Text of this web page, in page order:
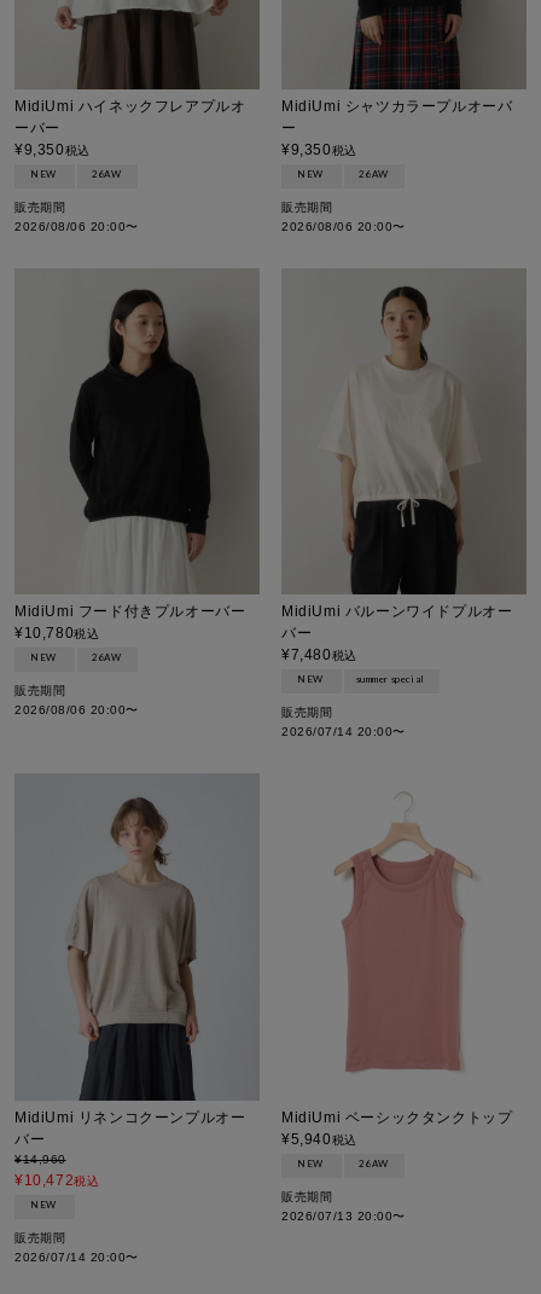
MidiUmi ハイネックフレアプルオ
ーバー
¥9,350税込
NEW 26AW
販売期間
2026/08/06 20:00〜
MidiUmi シャツカラープルオーバ
ー
¥9,350税込
NEW 26AW
販売期間
2026/08/06 20:00〜
MidiUmi フード付きプルオーバー
¥10,780税込
NEW 26AW
販売期間
2026/08/06 20:00〜
MidiUmi バルーンワイドプルオー
バー
¥7,480税込
NEW summer special
販売期間
2026/07/14 20:00〜
MidiUmi リネンコクーンプルオー
バー
¥14,960
¥10,472税込
NEW
販売期間
2026/07/14 20:00〜
MidiUmi ベーシックタンクトップ
¥5,940税込
NEW 26AW
販売期間
2026/07/13 20:00〜